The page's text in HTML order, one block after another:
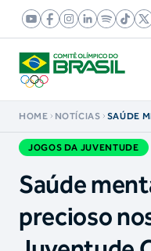
HOME NOTÍCIAS
SAÚDE
JOGOS DA JUVENTUDE
Saúde
precioso